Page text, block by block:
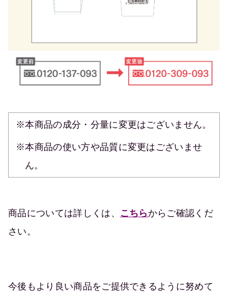
※本商品の成分・分量に変更はございません。
※本商品の使い方や品質に変更はございませ
ん。
商品については詳しくは、 こちらからご確認くだ
さい。
今後もより良い商品をご提供できるように努めて